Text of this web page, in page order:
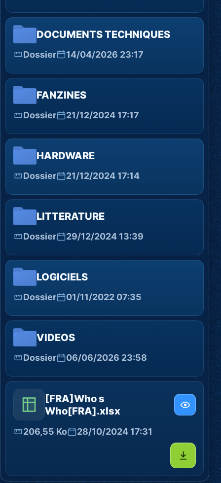
DOCUMENTS TECHNIQUES
Dossier 14/04/2026 23:17
FANZINES
Dossier 21/12/2024 17:17
HARDWARE
Dossier 21/12/2024 17:14
LITTERATURE
Dossier 29/12/2024 13:39
LOGICIELS
Dossier 01/11/2022 07:35
VIDEOS
Dossier 06/06/2026 23:58
[FRA]Who s
Who[FRA].xlsx
206,55 Ko 28/10/2024 17:31